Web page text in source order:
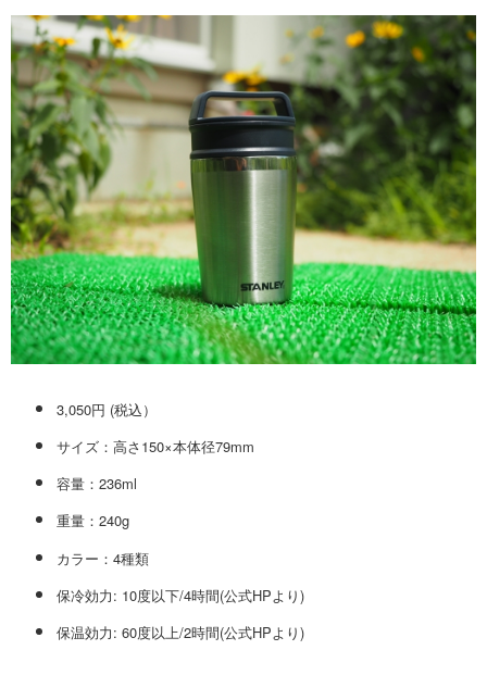
3,050円 (税込）
サイズ：高さ150×本体径79mm
容量：236ml
重量：240g
カラー：4種類
保冷効力: 10度以下/4時間(公式HPより)
保温効力: 60度以上/2時間(公式HPより)